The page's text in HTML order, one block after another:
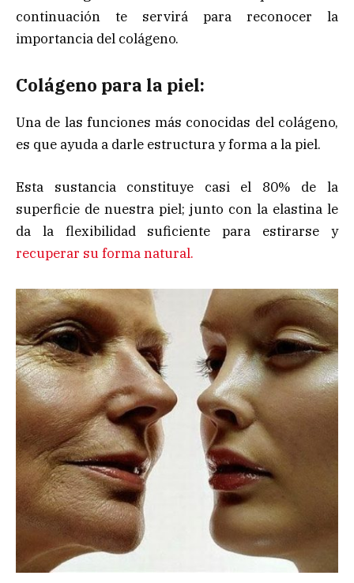
continuación te servirá para reconocer la
importancia del colágeno.
Colágeno para la piel:
Una de las funciones más conocidas del colágeno,
es que ayuda a darle estructura y forma a la piel.
Esta sustancia constituye casi el 80% de la
superficie de nuestra piel; junto con la elastina le
da la flexibilidad suficiente para estirarse y
recuperar su forma natural.